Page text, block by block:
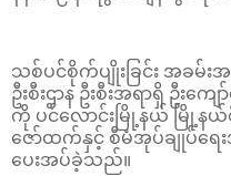
သစ်ပင်စိုက်ပျိုးခြင်း အခမ်
ဦးစီးဌာန ဦးစီးအရာရှိ ဦးကျ
ကို ပင်လောင်းမြို့နယ် မြို့နယ်
ဇော်ထက်နှင့် စီမံအုပ်ချုပ်ရေ
ပေးအပ်ခဲ့သည်။